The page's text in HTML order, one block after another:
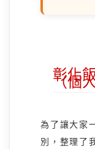
彰化
（個
為了讓大家
別，整理了